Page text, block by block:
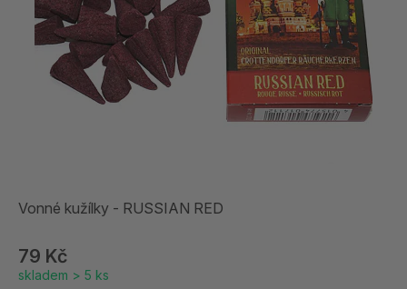
Vonné kužílky - RUSSIAN RED
79 Kč
skladem > 5 ks